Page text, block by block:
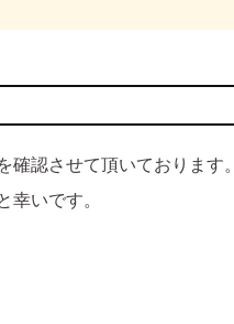
認させて頂いております。
幸いです。